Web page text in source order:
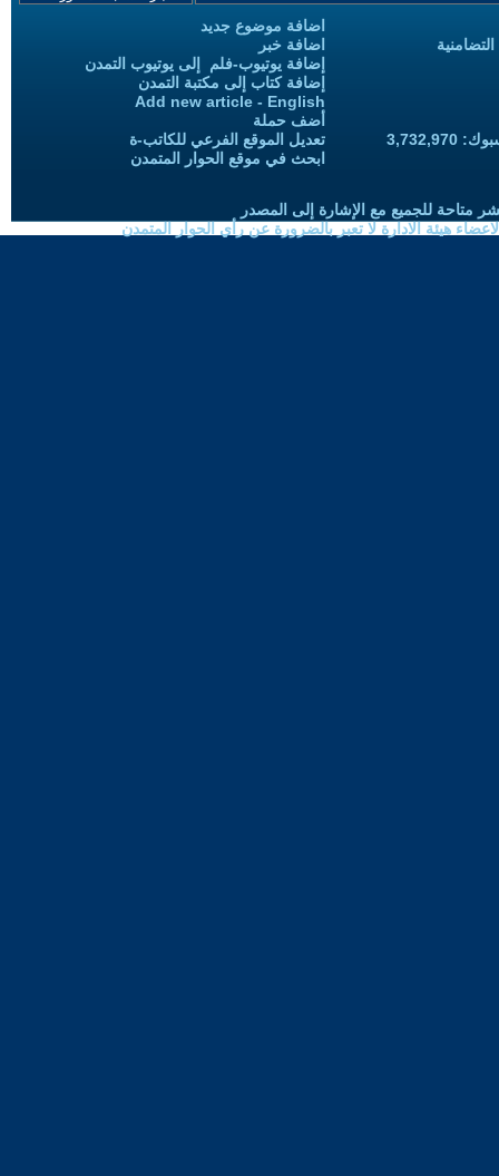
اضافة موضوع جديد
اضافة خبر
إضافة يوتيوب-فلم إلى يوتيوب التمدن
إضافة كتاب إلى مكتبة التمدن
Add new article - English
أضف حملة
تعديل الموقع الفرعي للكاتب-ة
ابحث في موقع الحوار المتمدن
متاحة للجميع مع الإشارة إلى المصدر
هيئة الادارة لا تعبر بالضرورة عن رأي الحوار المتمدن